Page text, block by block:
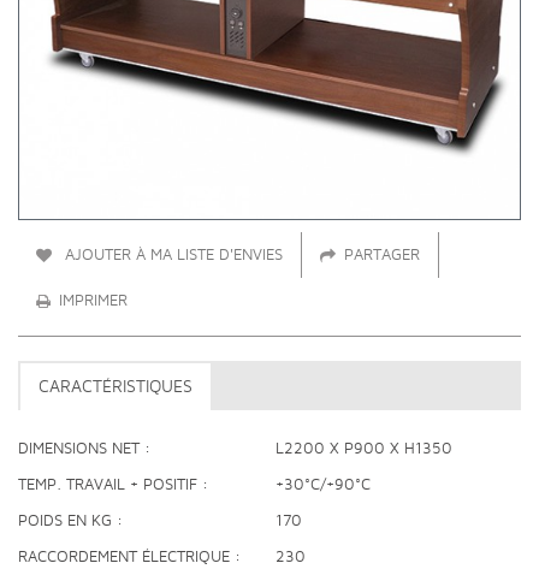
AJOUTER À MA LISTE D'ENVIES PARTAGER
IMPRIMER
CARACTÉRISTIQUES
DIMENSIONS NET L2200 X P900 X H1350
TEMP. TRAVAIL + POSITIF +30°C/+90°C
POIDS EN KG 170
RACCORDEMENT ÉLECTRIQUE 230